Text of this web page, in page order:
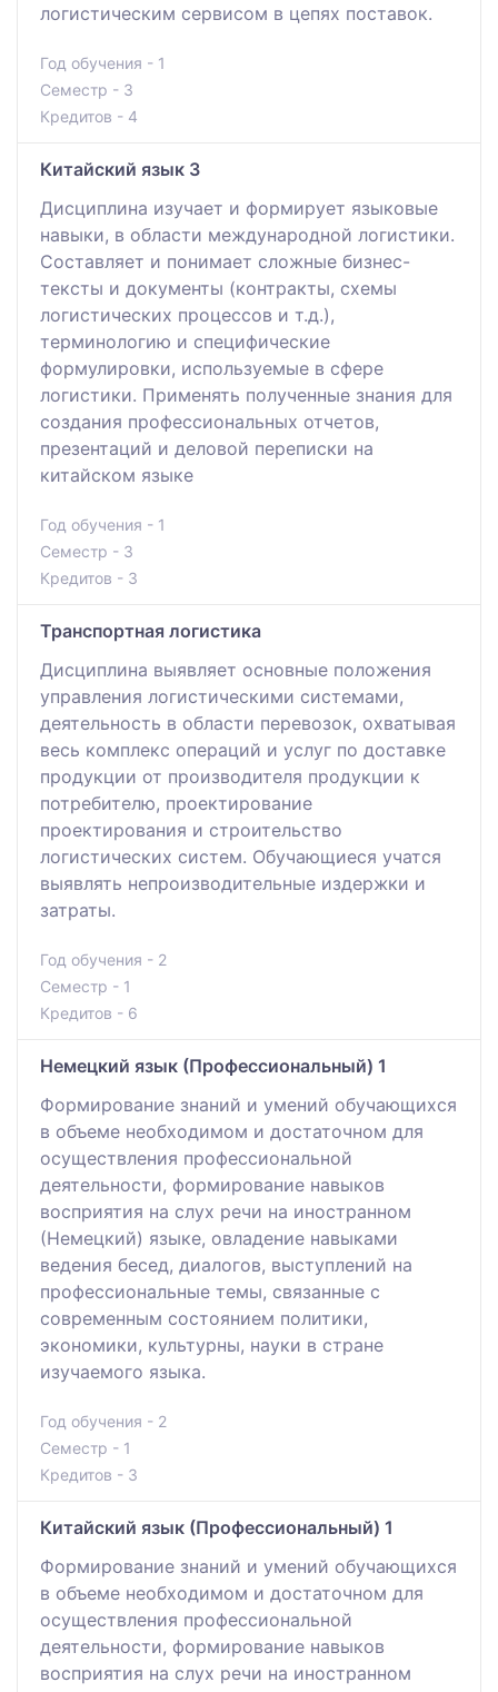
логистическим сервисом в цепях поставок.
Год обучения - 1
Семестр - 3
Кредитов - 4
Китайский язык 3
Дисциплина изучает и формирует языковые
навыки, в области международной логистики.
Составляет и понимает сложные бизнес-
тексты и документы (контракты, схемы
логистических процессов и т.д.),
терминологию и специфические
формулировки, используемые в сфере
логистики. Применять полученные знания для
создания профессиональных отчетов,
презентаций и деловой переписки на
китайском языке
Год обучения - 1
Семестр - 3
Кредитов - 3
Транспортная логистика
Дисциплина выявляет основные положения
управления логистическими системами,
деятельность в области перевозок, охватывая
весь комплекс операций и услуг по доставке
продукции от производителя продукции к
потребителю, проектирование
проектирования и строительство
логистических систем. Обучающиеся учатся
выявлять непроизводительные издержки и
затраты.
Год обучения - 2
Семестр - 1
Кредитов - 6
Немецкий язык (Профессиональный) 1
Формирование знаний и умений обучающихся
в объеме необходимом и достаточном для
осуществления профессиональной
деятельности, формирование навыков
восприятия на слух речи на иностранном
(Немецкий) языке, овладение навыками
ведения бесед, диалогов, выступлений на
профессиональные темы, связанные с
современным состоянием политики,
экономики, культурны, науки в стране
изучаемого языка.
Год обучения - 2
Семестр - 1
Кредитов - 3
Китайский язык (Профессиональный) 1
Формирование знаний и умений обучающихся
в объеме необходимом и достаточном для
осуществления профессиональной
деятельности, формирование навыков
восприятия на слух речи на иностранном